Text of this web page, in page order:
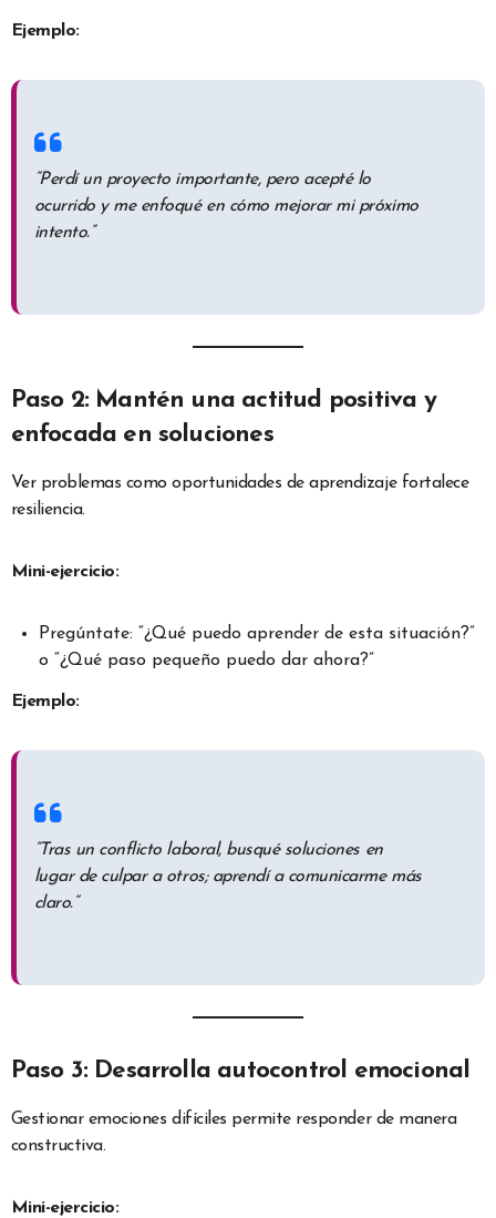
Ejemplo:
“Perdí un proyecto importante, pero acepté lo
ocurrido y me enfoqué en cómo mejorar mi próximo
intento.”
Paso 2: Mantén una actitud positiva y
enfocada en soluciones
Ver problemas como oportunidades de aprendizaje fortalece
resiliencia.
Mini-ejercicio:
Pregúntate: “¿Qué puedo aprender de esta situación?”
o “¿Qué paso pequeño puedo dar ahora?”
Ejemplo:
“Tras un conflicto laboral, busqué soluciones en
lugar de culpar a otros; aprendí a comunicarme más
claro.”
Paso 3: Desarrolla autocontrol emocional
Gestionar emociones difíciles permite responder de manera
constructiva.
Mini-ejercicio: